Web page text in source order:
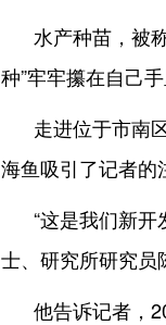
水产种苗，被
种”牢牢攥在自己
走进位于市南
海鱼吸引了记者的
“这是我们新
士、研究所研究员
他告诉记者，